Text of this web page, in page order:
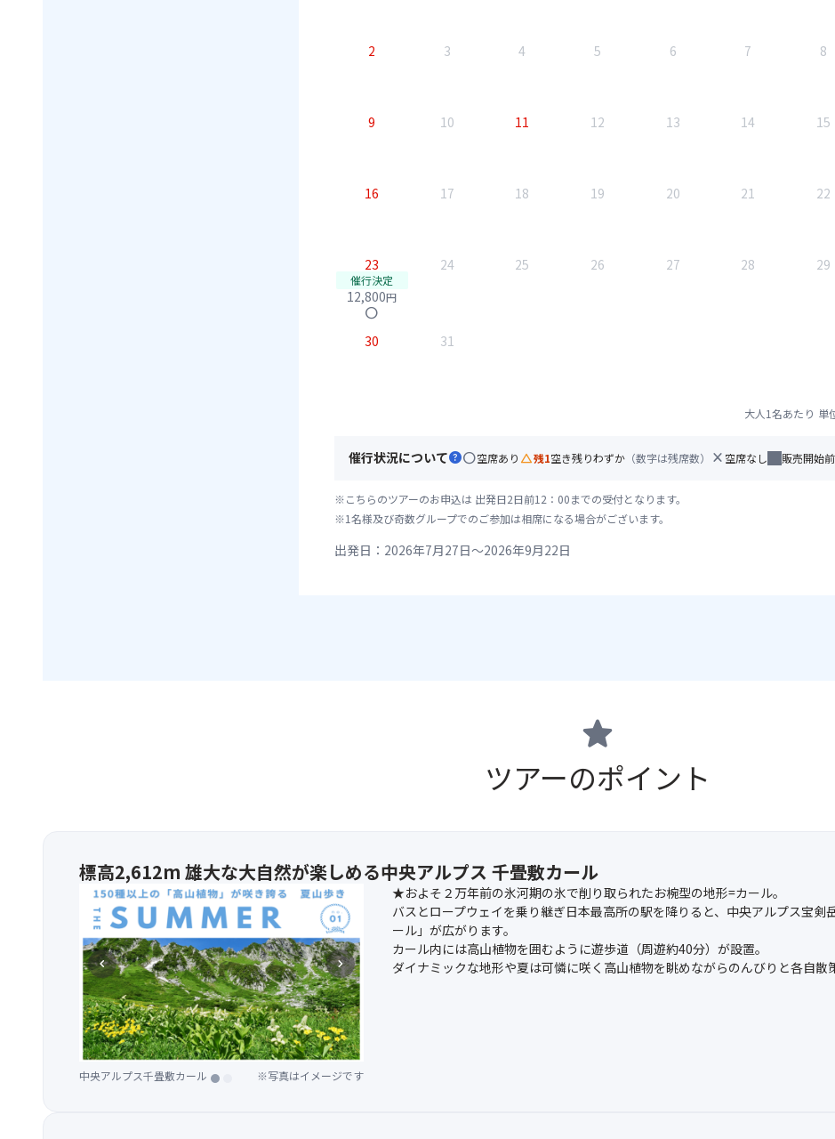
2 3 4 5 6 7 8
9 10 11 12 13 14 15
16 17 18 19 20 21 22
23
催行決定
12,800円
circle
24 25 26 27 28 29
30 31
大人1名あたり 単
催行状況についてhelpcircle空席あり change_history残1空き残りわずか （数字は残席数） close 空席なし 販売開始前
※こちらのツアーのお申込は 出発日2日前12：00までの受付となります。
※1名様及び奇数グループでのご参加は相席になる場合がございます。
出発日：2026年7月27日～2026年9月22日
star
ツアーのポイント
標高2,612m 雄大な大自然が楽しめる中央アルプス 千畳敷カール
中央アルプス千畳敷カール ※写真はイメージです
中央アルプス千畳敷カール ※写真はイメージです
chevron_left chevron_right
★およそ２万年前の氷河期の氷で削り取られたお椀型の地形=カール。
バスとロープウェイを乗り継ぎ日本最高所の駅を降りると、中央アルプス宝
ール」が広がります。
カール内には高山植物を囲むように遊歩道（周遊約40分）が設置。
ダイナミックな地形や夏は可憐に咲く高山植物を眺めながらのんびりと各自散